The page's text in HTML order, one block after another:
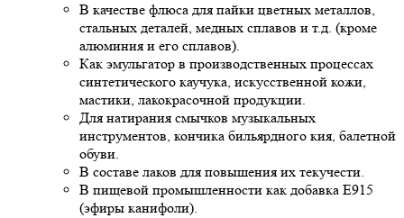
В качестве флюса для пайки цветных металлов,
стальных деталей, медных сплавов и т.д. (кроме
алюминия и его сплавов).
Как эмульгатор в производственных процессах
синтетического каучука, искусственной кожи,
мастики, лакокрасочной продукции.
Для натирания смычков музыкальных
инструментов, кончика бильярдного кия, балетной
обуви.
В составе лаков для повышения их текучести.
В пищевой промышленности как добавка Е915
(эфиры канифоли).